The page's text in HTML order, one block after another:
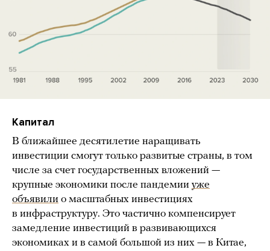
Капитал
В ближайшее десятилетие наращивать
инвестиции смогут только развитые страны, в том
числе за счет государственных вложений —
крупные экономики после пандемии уже
объявили о масштабных инвестициях
в инфраструктуру. Это частично компенсирует
замедление инвестиций в развивающихся
экономиках и в самой большой из них — в Китае,